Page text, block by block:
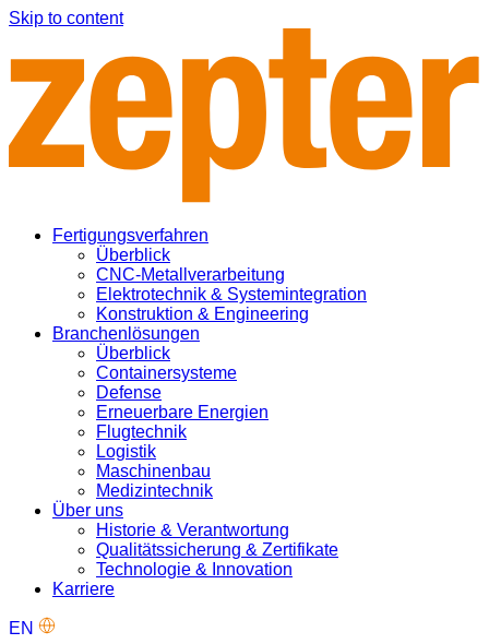
Skip to content
Fertigungsverfahren
Überblick
CNC-Metallverarbeitung
Elektrotechnik & Systemintegration
Konstruktion & Engineering
Branchenlösungen
Überblick
Containersysteme
Defense
Erneuerbare Energien
Flugtechnik
Logistik
Maschinenbau
Medizintechnik
Über uns
Historie & Verantwortung
Qualitätssicherung & Zertifikate
Technologie & Innovation
Karriere
EN